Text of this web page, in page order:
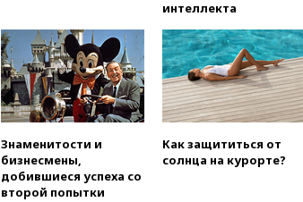
Бэтмена» показала лицо
после последней операции
вчера, 23:35Российского
историка Артема Кирпиченка
арестовали в Израиле
вчера, 23:23«Спартак»
разгромил «Оренбург» в
Кубке России
вчера, 23:00
интеллекта
Знаменитости и
бизнесмены,
добившиеся успеха со
второй попытки
Как защититься от
солнца на курорте?